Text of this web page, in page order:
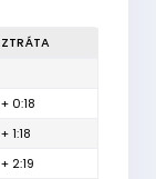
ZTRÁTA
+ 0:18
+ 1:18
+ 2:19